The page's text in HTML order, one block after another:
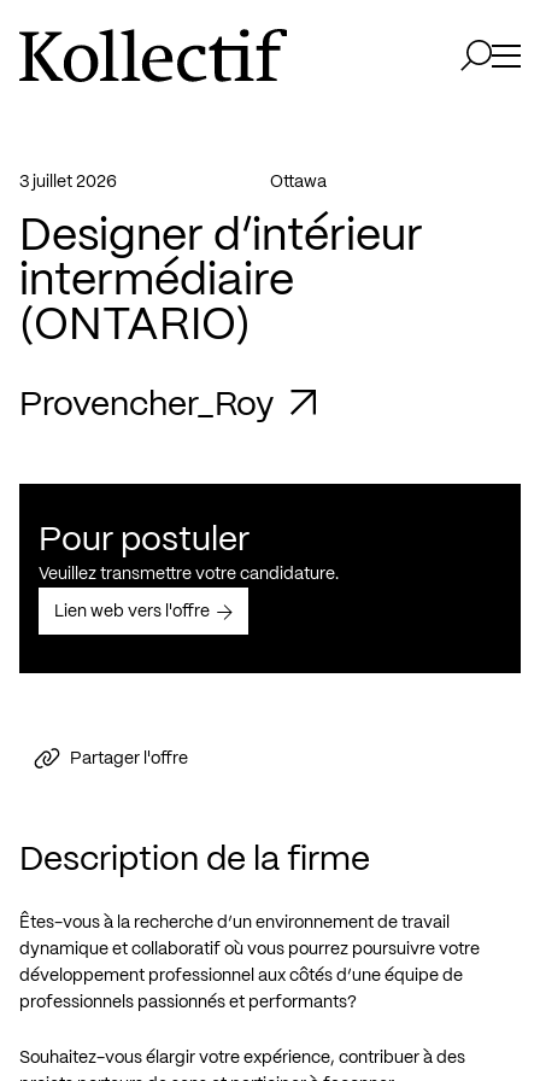
Aller à la page d'accueil
Logo Kollectif
3 juillet 2026 Ottawa
Designer d’intérieur
intermédiaire
(ONTARIO)
Provencher_Roy
Description de la firme
Êtes-vous à la recherche d’un environnement de travail
dynamique et collaboratif où vous pourrez poursuivre votre
développement professionnel aux côtés d’une équipe de
professionnels passionnés et performants?
Souhaitez-vous élargir votre expérience, contribuer à des
Pour postuler
Veuillez transmettre votre candidature.
Lien web vers l'offre
Partager l'offre